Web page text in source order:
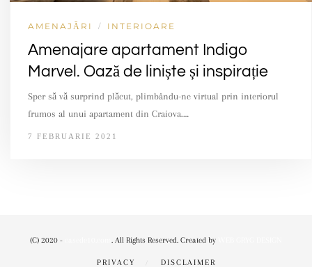
AMENAJĂRI / INTERIOARE
Amenajare apartament Indigo
Marvel. Oază de liniște și inspirație
Sper să vă surprind plăcut, plimbându-ne virtual prin interiorul
frumos al unui apartament din Craiova.…
7 FEBRUARIE 2021
(C) 2020 - . All Rights Reserved. Created by
PRIVACY DISCLAIMER